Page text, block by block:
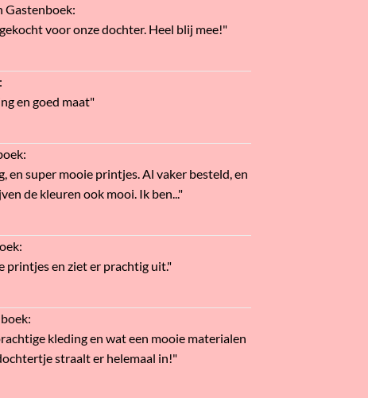
Gastenboek:
voor onze dochter. Heel blij mee!"
:
en goed maat"
:
en super mooie printjes. Al vaker besteld, en
de kleuren ook mooi. Ik ben..."
:
printjes en ziet er prachtig uit."
:
kleding en wat een mooie materialen
straalt er helemaal in!"